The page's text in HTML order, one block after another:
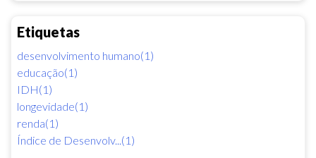
Etiquetas
desenvolvimento humano(1)
educação(1)
IDH(1)
longevidade(1)
renda(1)
Índice de Desenvolv...(1)